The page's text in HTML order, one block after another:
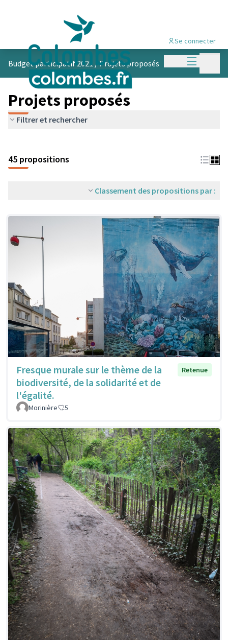
Menu
Se connecter
Budget participatif 2021 /Projets proposés
Projets proposés
Filtrer et rechercher
45 propositions
Classement des propositions par :
Fresque murale sur le thème de la
biodiversité, de la solidarité et de
l'égalité.
Retenue
Morinière 5